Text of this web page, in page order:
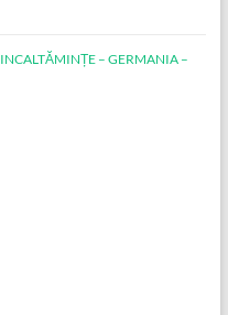
– GERMANIA –